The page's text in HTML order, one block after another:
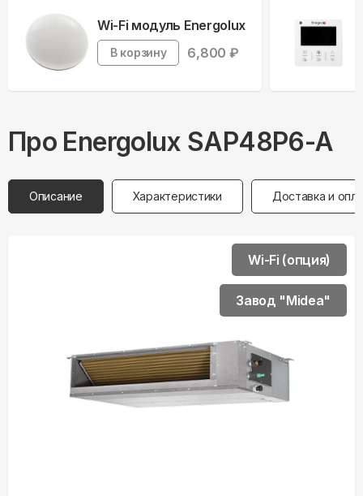
Wi-Fi модуль Energolux
В корзину 6,800 ₽
Про Energolux SAP48P6-A
Описание Характеристики Доставка и
Wi-Fi (опция)
Завод "Midea"